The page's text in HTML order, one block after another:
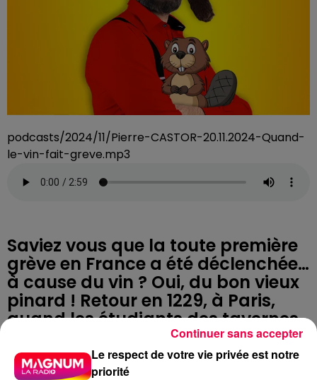
podcasts/2024/11/Pierre-CASTOR-20.11.2024-Quand-
le-vin-fait-greve.mp3
Saviez vous que la toute première
grève en France a été déclenchée…
à cause du vin ? Oui, du bon vieux
pinard ! Retour en 1229, à Paris,
quand les étudiants des tavernes
se sont rebellés, et que cette
révolte a changé l’histoire.
Le respect de votre vie privée est notre
priorité
Continuer sans accepter